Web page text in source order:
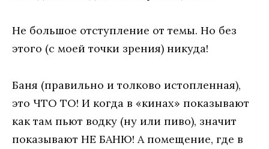
Не большое отступление от темы. Но без
этого (с моей точки зрения) никуда!
Баня (правильно и толково истопленная),
это ЧТО ТО! И когда в «кинах» показывают
как там пьют водку (ну или пиво), значит
показывают НЕ БАНЮ! А помещение, где в